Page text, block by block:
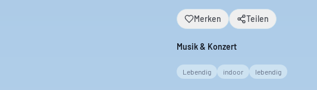
Merken Teilen
Musik & Konzert
Lebendig indoor lebendig